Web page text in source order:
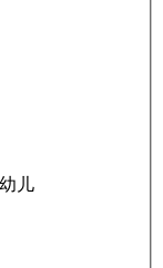
幼儿